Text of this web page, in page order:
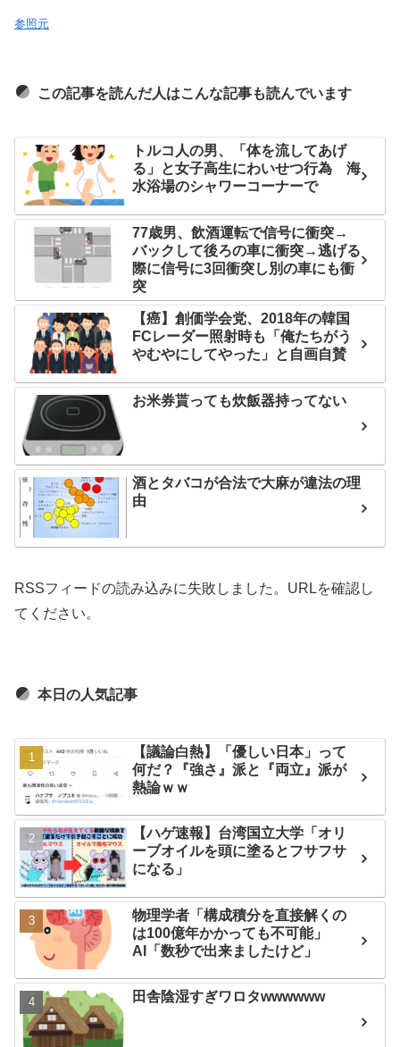
参照元
この記事を読んだ人はこんな記事も読んでいます
トルコ人の男、「体を流してあげ
る」と女子高生にわいせつ行為 海
水浴場のシャワーコーナーで
77歳男、飲酒運転で信号に衝突→
バックして後ろの車に衝突→逃げる
際に信号に3回衝突し別の車にも衝
突
【癌】創価学会党、2018年の韓国
FCレーダー照射時も「俺たちがう
やむやにしてやった」と自画自賛
お米券貰っても炊飯器持ってない
酒とタバコが合法で大麻が違法の理
由
RSSフィードの読み込みに失敗しました。URLを確認し
てください。
本日の人気記事
【議論白熱】「優しい日本」って
何だ？『強さ』派と『両立』派が
熱論ｗｗ
【ハゲ速報】台湾国立大学「オリ
ーブオイルを頭に塗るとフサフサ
になる」
物理学者「構成積分を直接解くの
は100億年かかっても不可能」
AI「数秒で出来ましたけど」
田舎陰湿すぎワロタwwwwww